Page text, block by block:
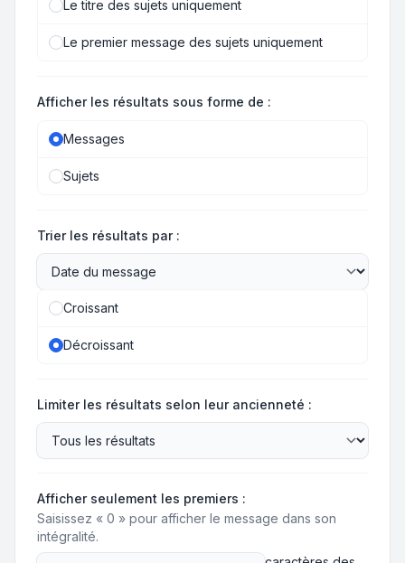
Le titre des sujets uniquement
Le premier message des sujets uniquement
Afficher les résultats sous forme de :
Messages
Sujets
Trier les résultats par :
Croissant
Décroissant
Limiter les résultats selon leur ancienneté :
Afficher seulement les premiers :
Saisissez « 0 » pour afficher le message dans son
intégralité.